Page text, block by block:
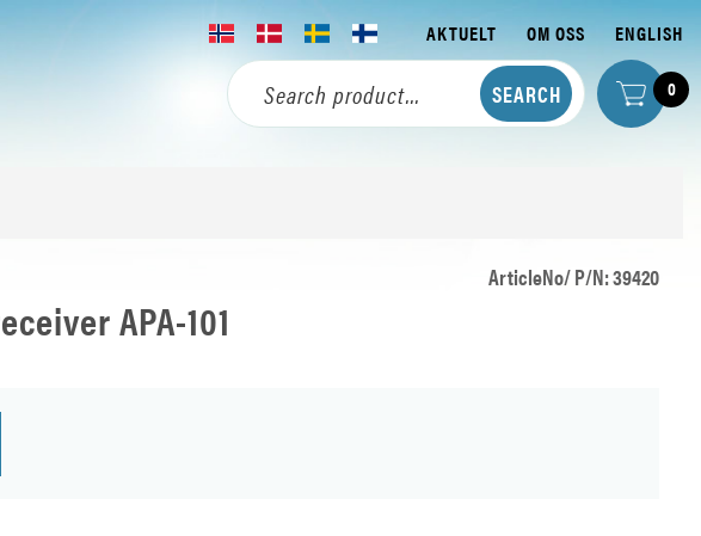
AKTUELT OM OSS ENGLISH
0
ArticleNo/ P/N: 39420
APA-101